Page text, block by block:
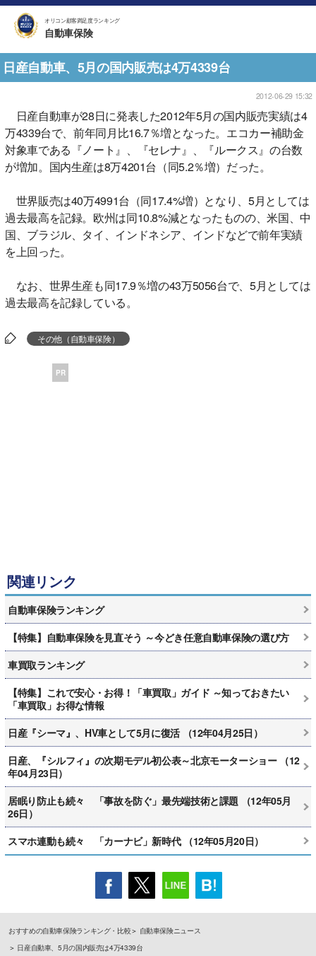
オリコン顧客満足度ランキング
自動車保険
日産自動車、5月の国内販売は4万4339台
2012-06-29 15:32
日産自動車が28日に発表した2012年5月の国内販売実績は4
万4339台で、前年同月比16.7％増となった。エコカー補助金
対象車である『ノート』、『セレナ』、『ルークス』の台数
が増加。国内生産は8万4201台（同5.2％増）だった。
世界販売は40万4991台（同17.4%増）となり、5月としては
過去最高を記録。欧州は同10.8%減となったものの、米国、中
国、ブラジル、タイ、インドネシア、インドなどで前年実績
を上回った。
なお、世界生産も同17.9％増の43万5056台で、5月としては
過去最高を記録している。
その他（自動車保険）
PR
関連リンク
自動車保険ランキング
【特集】自動車保険を見直そう ～今どき任意自動車保険の選び方
車買取ランキング
【特集】これで安心・お得！「車買取」ガイド ～知っておきたい
「車買取」お得な情報
日産『シーマ』、HV車として5月に復活 （12年04月25日）
日産、『シルフィ』の次期モデル初公表～北京モーターショー （12
年04月23日）
居眠り防止も続々 「事故を防ぐ」最先端技術と課題 （12年05月
26日）
スマホ連動も続々 「カーナビ」新時代 （12年05月20日）
おすすめの自動車保険ランキング・比較
自動車保険ニュース
日産自動車、5月の国内販売は4万4339台